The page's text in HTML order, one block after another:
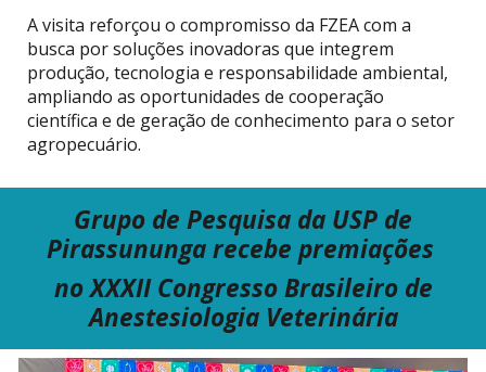
A visita reforçou o compromisso da FZEA com a
busca por soluções inovadoras que integrem
produção, tecnologia e responsabilidade ambiental,
ampliando as oportunidades de cooperação
científica e de geração de conhecimento para o setor
agropecuário.
Grupo de Pesquisa da USP de
Pirassununga recebe premiações
noXXXII Congresso Brasileiro de
Anestesiologia Veterinária